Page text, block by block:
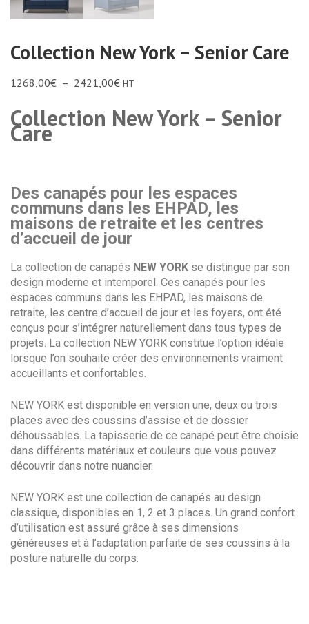
Collection New York – Senior Care
1268,00€ – 2421,00€ HT
Collection New York – Senior
Care
Des canapés pour les espaces
communs dans les EHPAD, les
maisons de retraite et les centres
d’accueil de jour
La collection de canapés NEW YORK se distingue par son
design moderne et intemporel. Ces canapés pour les
espaces communs dans les EHPAD, les maisons de
retraite, les centre d’accueil de jour et les foyers, ont été
conçus pour s’intégrer naturellement dans tous types de
projets. La collection NEW YORK constitue l’option idéale
lorsque l’on souhaite créer des environnements vraiment
accueillants et confortables.
NEW YORK est disponible en version une, deux ou trois
places avec des coussins d’assise et de dossier
déhoussables. La tapisserie de ce canapé peut être choisie
dans différents matériaux et couleurs que vous pouvez
découvrir dans notre nuancier.
NEW YORK est une collection de canapés au design
classique, disponibles en 1, 2 et 3 places. Un grand confort
d’utilisation est assuré grâce à ses dimensions
généreuses et à l’adaptation parfaite de ses coussins à la
posture naturelle du corps.